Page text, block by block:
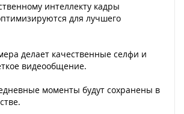
интеллекту кадры
для лучшего
делает качественные селфи и
видеообщение.
моменты будут сохранены в